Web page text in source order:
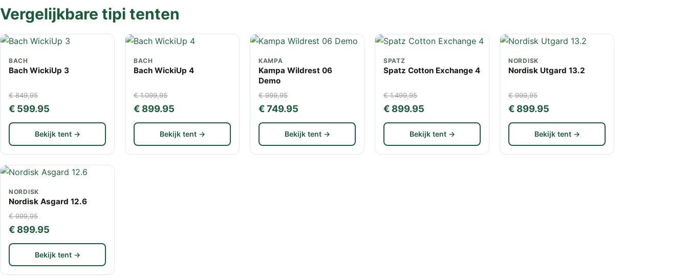
Vergelijkbare tipi tenten
BACH
Bach WickiUp 3
€ 849,95
€ 599.95
Bekijk tent →
BACH
Bach WickiUp 4
€ 1.099,95
€ 899.95
Bekijk tent →
KAMPA
Kampa Wildrest 06
Demo
€ 999,95
€ 749.95
Bekijk tent →
SPATZ
Spatz Cotton Exchange 4
€ 1.499,95
€ 899.95
Bekijk tent →
NORDISK
Nordisk Utgard 13.2
€ 999,95
€ 899.95
Bekijk tent →
NORDISK
Nordisk Asgard 12.6
€ 999,95
€ 899.95
Bekijk tent →